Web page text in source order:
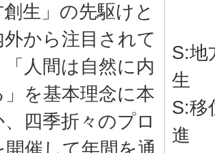
生」の先駆けと
外から注目されて
人間は自然に内
を基本理念に本
四季折々のプロ
開催して年間を通
S:地
生
S:移
進